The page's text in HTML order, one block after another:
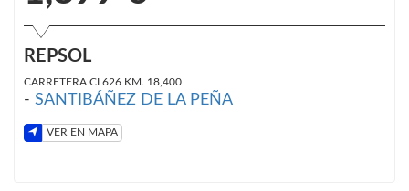
REPSOL
CARRETERA CL626 KM. 18,400
- SANTIBÁÑEZ DE LA PEÑA
VER EN MAPA